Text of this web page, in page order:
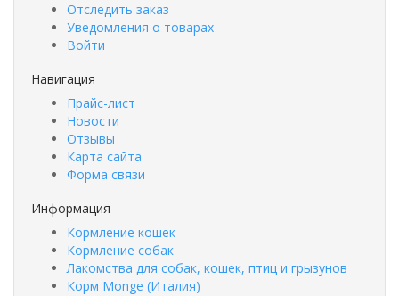
Отследить заказ
Уведомления о товарах
Войти
Навигация
Прайс-лист
Новости
Отзывы
Карта сайта
Форма связи
Информация
Кормление кошек
Кормление собак
Лакомства для собак, кошек, птиц и грызунов
Корм Monge (Италия)